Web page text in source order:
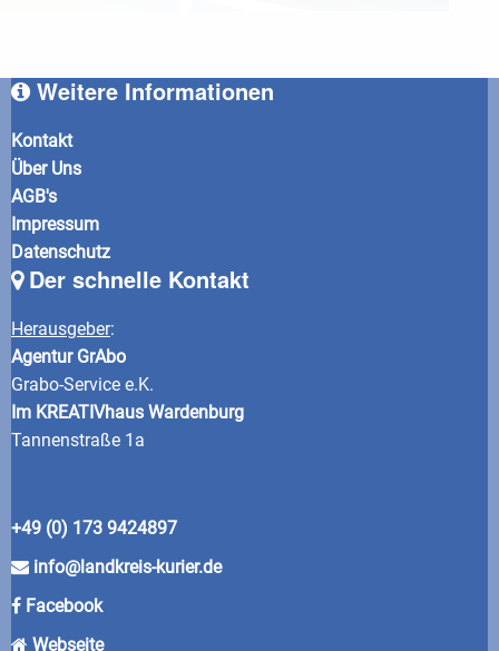
Weitere Informationen
Kontakt
Über Uns
AGB's
Impressum
Datenschutz
Der schnelle Kontakt
Herausgeber:
Agentur GrAbo
Grabo-Service e.K.
Im KREATIVhaus Wardenburg
Tannenstraße 1a
+49 (0) 173 9424897
info@landkreis-kurier.de
Facebook
Webseite